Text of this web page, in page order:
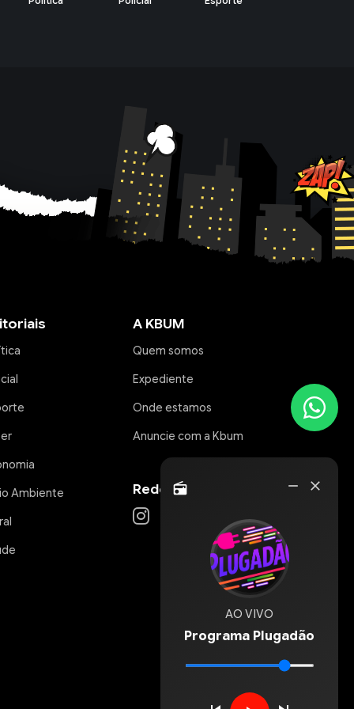
radio remove close
AO VIVO
Programa Plugadão
Ambiente
A KBUM
Quem somos
Expediente
Onde estamos
Anuncie com a Kbum
Redes Sociais